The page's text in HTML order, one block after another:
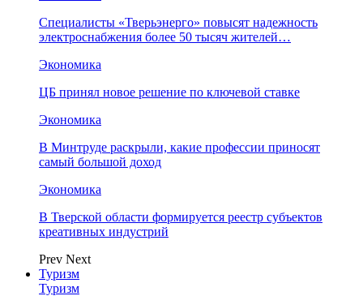
Специалисты «Тверьэнерго» повысят надежность
электроснабжения более 50 тысяч жителей…
Экономика
ЦБ принял новое решение по ключевой ставке
Экономика
В Минтруде раскрыли, какие профессии приносят
самый большой доход
Экономика
В Тверской области формируется реестр субъектов
креативных индустрий
Prev Next
Туризм
Туризм